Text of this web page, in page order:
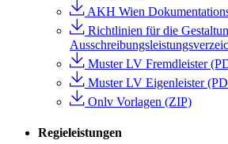
AKH Wien
Richtlinien für die
Muster LV Fremdleister
Muster LV Eigenleister
Onlv Vorlagen (ZIP)
Regieleistungen